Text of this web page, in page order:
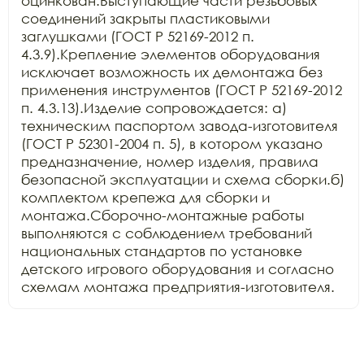
соединений закрыты пластиковыми
заглушками (ГОСТ Р 52169-2012 п.
4.3.9).Крепление элементов оборудования
исключает возможность их демонтажа без
применения инструментов (ГОСТ Р 52169-2012
п. 4.3.13).Изделие сопровождается: а)
техническим паспортом завода-изготовителя
(ГОСТ Р 52301-2004 п. 5), в котором указано
предназначение, номер изделия, правила
безопасной эксплуатации и схема сборки.б)
комплектом крепежа для сборки и
монтажа.Сборочно-монтажные работы
выполняются с соблюдением требований
национальных стандартов по установке
детского игрового оборудования и согласно
схемам монтажа предприятия-изготовителя.